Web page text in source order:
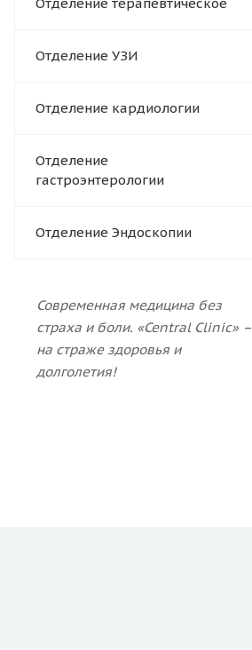
Отделение терапевтическое
Отделение УЗИ
Отделение кардиологии
Отделение
гастроэнтерологии
Отделение Эндоскопии
Современная медицина без
страха и боли. «Central Clinic» –
на страже здоровья и
долголетия!